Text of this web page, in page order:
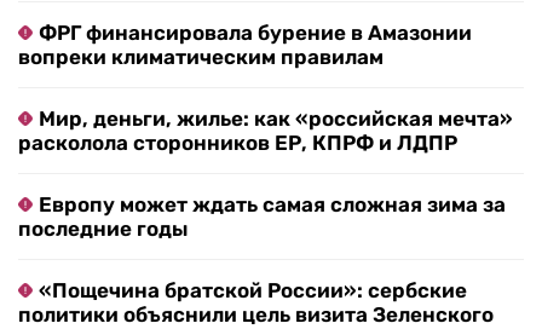
ФРГ финансировала бурение в Амазонии
вопреки климатическим правилам
Мир, деньги, жилье: как «российская мечта»
расколола сторонников ЕР, КПРФ и ЛДПР
Европу может ждать самая сложная зима за
последние годы
«Пощечина братской России»: сербские
политики объяснили цель визита Зеленского